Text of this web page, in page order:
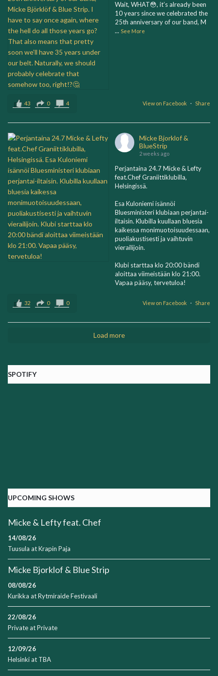
Wait, WHAT😳, it’s already been
10 years since we celebrated the
25th anniversary of our band, M
...See More
View on Facebook · Share
43 0 4
Micke Bjorklof &
BlueStrip
2 weeks ago
Perjantaina 24.7 Micke & Lefty
feat.Chef Graniittiklubilla,
Helsingissä.
Esa Kuloniemi isännöi
Bluesministeri klubiaan perjantai-
iltaisin. Klubilla kuullaan bluesia
kaikessa monimuotoisuudessaan,
puoliakustisesti ja vaihtuvin
vierailijoin.
Klubi starttaa klo 20:00 bändi
aloittaa viimeistään klo 21:00.
Vapaa pääsy, tervetuloa!
View on Facebook · Share
32 0 0
Load more
SPOTIFY
UPCOMING SHOWS
Micke & Lefty feat. Chef
14/08/26
Tuusula atKrapin Paja
Micke Bjorklof & Blue Strip
08/08/26
Kurikka atRytmiraide Festivaali
22/08/26
PrivateatPrivate
12/09/26
Helsinkiat TBA